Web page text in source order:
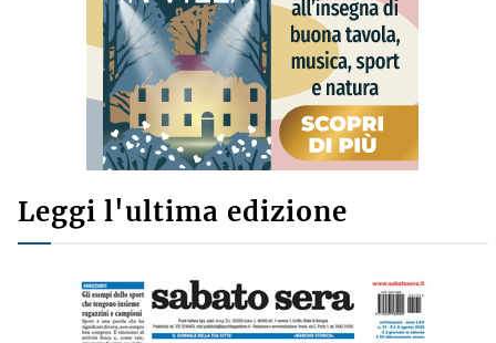
Leggi l'ultima edizione